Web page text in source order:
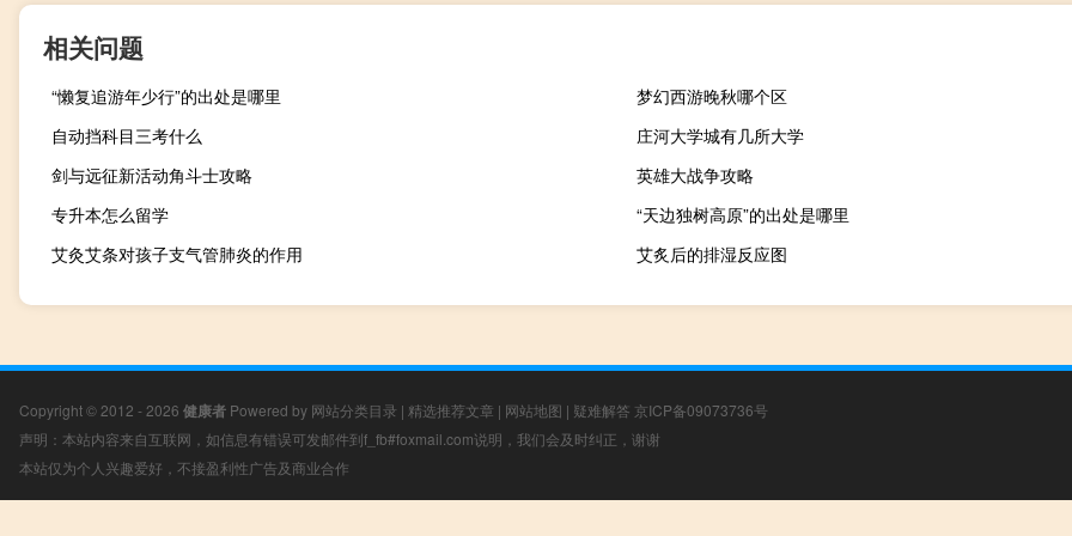
相关问题
“懒复追游年少行”的出处是哪里
梦幻西游晚秋哪个区
自动挡科目三考什么
庄河大学城有几所大学
剑与远征新活动角斗士攻略
英雄大战争攻略
专升本怎么留学
“天边独树高原”的出处是哪里
艾灸艾条对孩子支气管肺炎的作用
艾炙后的排湿反应图
Copyright © 2012 - 2026 健康者 Powered by 网站分类目录 | 精选推荐文章 | 网站地图 | 疑难解答 京ICP备09073736号
声明：本站内容来自互联网，如信息有错误可发邮件到f_fb#foxmail.com说明，我们会及时纠正，谢谢
本站仅为个人兴趣爱好，不接盈利性广告及商业合作